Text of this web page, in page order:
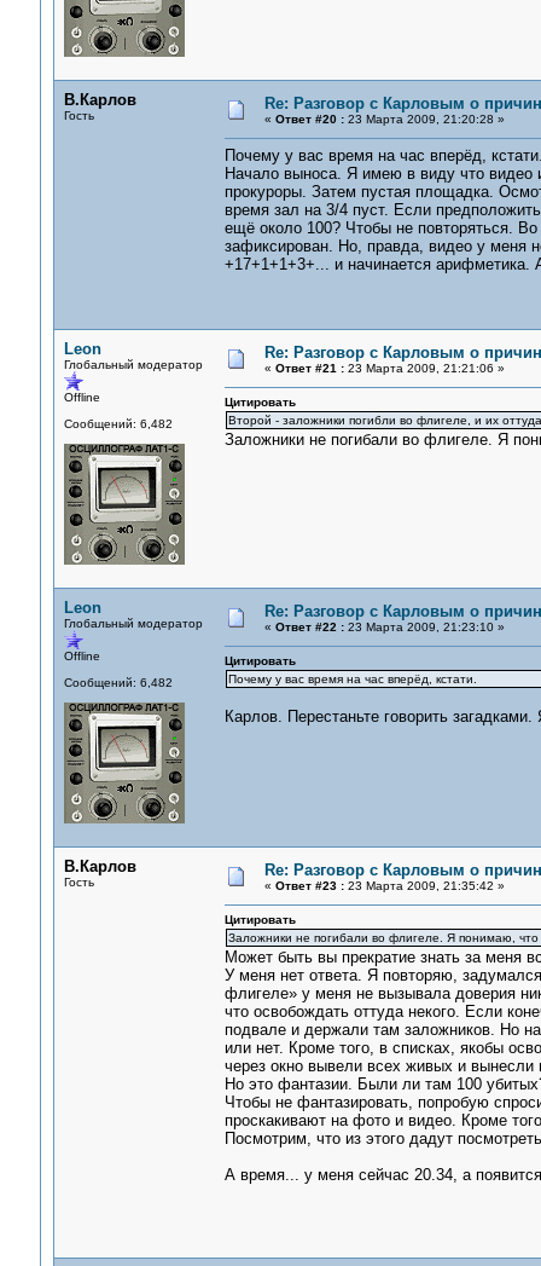
В.Карлов
Гость
Re: Разговор с Карловым о
« Ответ #20 :23 Марта 2009, 21:20:28 »
Почему у вас время на час вперёд,
Начало выноса. Я имею в виду что видео
прокуроры. Затем пустая площадка.
время зал на 3/4 пуст. Если
ещё около 100? Чтобы не повторяться.
зафиксирован. Но, правда, видео у меня
+17+1+1+3+... и начинается
Leon
Глобальный модератор
Offline
Сообщений: 6,482
Re: Разговор с Карловым о
« Ответ #21 :23 Марта 2009, 21:21:06 »
Цитировать
Второй - заложники погибли во флигеле, и их
Заложники не погибали во флигеле. Я
Leon
Глобальный модератор
Offline
Сообщений: 6,482
Re: Разговор с Карловым о
« Ответ #22 :23 Марта 2009, 21:23:10 »
Цитировать
Почему у вас время на час вперёд, кстати.
Карлов. Перестаньте говорить загадками.
В.Карлов
Гость
Re: Разговор с Карловым о
« Ответ #23 :23 Марта 2009, 21:35:42 »
Цитировать
Заложники не погибали во флигеле. Я понимаю,
Может быть вы прекратие знать за меня
У меня нет ответа. Я повторяю,
флигеле» у меня не вызывала доверия
что освобождать оттуда некого. Если
подвале и держали там заложников. Но
или нет. Кроме того, в списках, якобы
через окно вывели всех живых и
Но это фантазии. Были ли там 100
Чтобы не фантазировать, попробую
проскакивают на фото и видео. Кроме
Посмотрим, что из этого дадут
А время... у меня сейчас 20.34, а